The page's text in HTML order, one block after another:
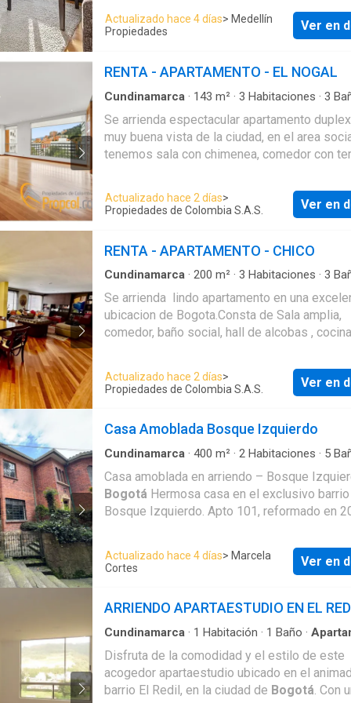
Actualizado hace 4 días> Medellín
Propiedades
Ver en
RENTA - APARTAMENTO - EL NOGAL
Cundinamarca · 143 m² · 3 Habitaciones · 3
Ascensor·Vista panorámica·Seguridad privada
Cuarto de servicio·Agua
Se arrienda espectacular apartamento
muy buena vista de la ciudad, en el area
tenemos sala con chimenea, comedor con
independiente , cuarto y baño de servicio. En
segundo piso sala de television, tres
una con baño, una de las secundarias con
Actualizado hace 2 días>
Propiedades de Colombia S.A.S.
Ver en
RENTA - APARTAMENTO - CHICO
Cundinamarca · 200 m² · 3 Habitaciones · 3
privada·Cuarto de servicio·Agua
Se arrienda lindo apartamento en una
ubicacion de Bogota.Consta de Sala amplia,
comedor, baño social, hall de alcobas , cocina
cuarto y baño de servicio. Tres habitaciones
una con su baño, la principal con vestier y
Actualizado hace 2 días>
Propiedades de Colombia S.A.S.
Ver en
Casa Amoblada Bosque Izquierdo
Cundinamarca · 400 m² · 2 Habitaciones · 5
Casa amoblada en arriendo – Bosque
Bogotá Hermosa casa en el exclusivo barrio
Bosque Izquierdo. Apto 101, reformado en
arriendo: $10.500.000 COP Celaduría:
Garaje/sótano para 2 carros medianos o 1
grande (puerta eléctrica con control). Primer piso:
sala con chimenea y puertas corredizas,
para 12, cocina equipada, zona de servicio
cuarto, baño y patio. Marquesina ideal para
Actualizado hace 4 días> Marcela
Cortes
Ver en
ARRIENDO APARTAESTUDIO EN EL
Cundinamarca · 1 Habitación · 1 Baño ·
Acceso para personas con discapacidad
Ascensor·Caseta de vigilancia ·Cocina integral
Internet·Seguridad privada·Vista panorámica·
Disfruta de la comodidad y el estilo de este
acogedor apartaestudio ubicado en el
barrio El Redil, en la ciudad de Bogotá. Con